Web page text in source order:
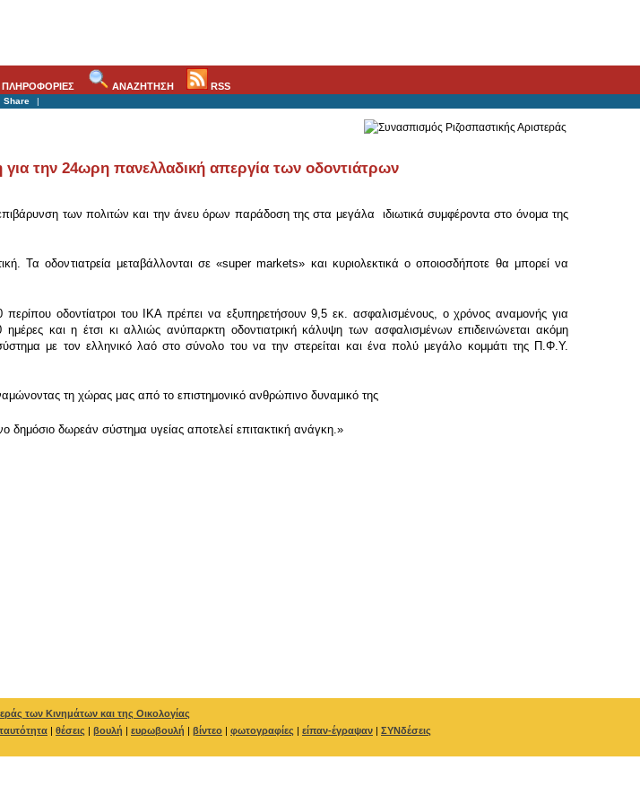
ΠΛΗΡΟΦΟΡΙΕΣ ΑΝΑΖΗΤΗΣΗ RSS
Share |
την 24ωρη πανελλαδική απεργία των οδοντιάτρων
των πολιτών και την άνευ όρων παράδοση της στα μεγάλα ιδιωτικά συμφέροντα στο όνομα της
Τα οδοντιατρεία μεταβάλλονται σε «super markets» και κυριολεκτικά ο οποιοσδήποτε θα μπορεί να
οδοντίατροι του ΙΚΑ πρέπει να εξυπηρετήσουν 9,5 εκ. ασφαλισμένους, ο χρόνος αναμονής για
και η έτσι κι αλλιώς ανύπαρκτη οδοντιατρική κάλυψη των ασφαλισμένων επιδεινώνεται ακόμη
με τον ελληνικό λαό στο σύνολο του να την στερείται και ένα πολύ μεγάλο κομμάτι της Π.Φ.Υ.
τη χώρας μας από το επιστημονικό ανθρώπινο δυναμικό της
δημόσιο δωρεάν σύστημα υγείας αποτελεί επιτακτική ανάγκη.»
των Κινημάτων και της Οικολογίας
ταυτότητα | θέσεις | βουλή | ευρωβουλή | βίντεο | φωτογραφίες | είπαν-έγραψαν | ΣΥΝδέσεις